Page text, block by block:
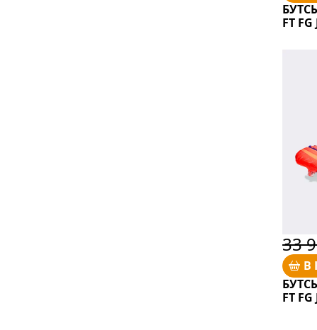
FT FG
33
В
FT